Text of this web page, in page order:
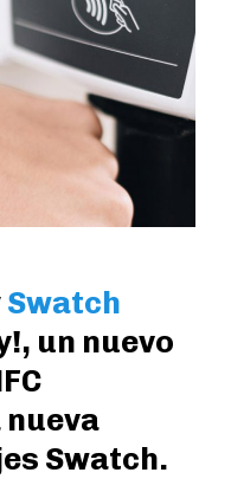
Swatch
un nuevo
Swatch.